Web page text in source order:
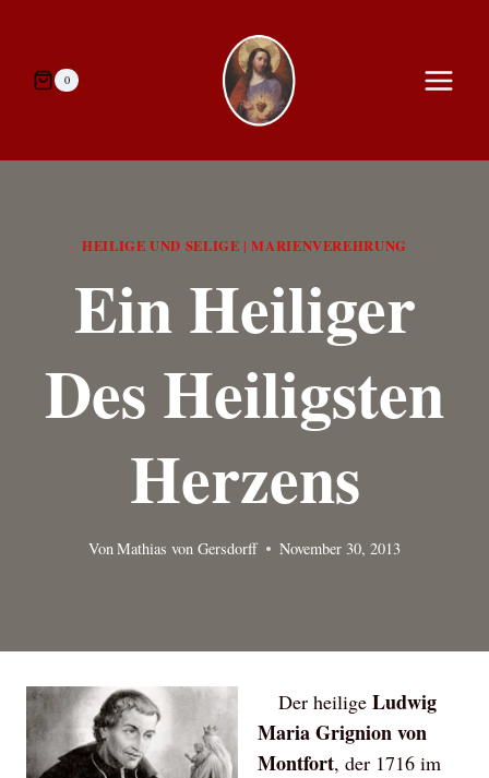
springen0
HEILIGE UND SELIGE |MARIENVEREHRUNG
Ein Heiliger
Des Heiligsten
Herzens
VonMathias von Gersdorff November 30, 2013
Der heilige Ludwig
Maria Grignion von
Montfort, der 1716 im